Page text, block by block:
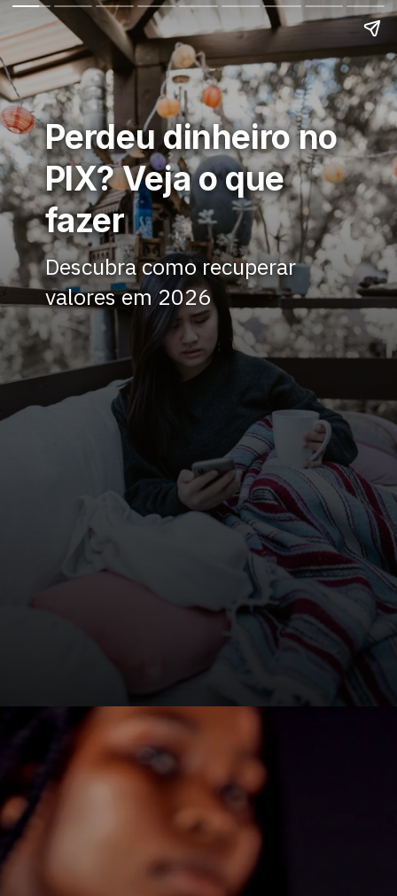
Perdeu dinheiro no
PIX? Veja o que
fazer
Descubra como recuperar
valores em 2026